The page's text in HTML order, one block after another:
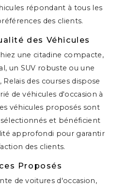
répondant à tous les
des clients.
des Véhicules
une citadine compacte,
un SUV robuste ou une
des courses dispose
de véhicules d'occasion à
véhicules proposés sont
et bénéficient
approfondi pour garantir
des clients.
Proposés
de voitures d'occasion,